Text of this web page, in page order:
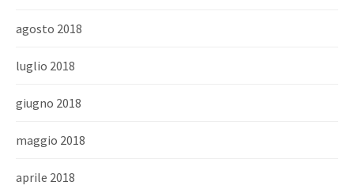
agosto 2018
luglio 2018
giugno 2018
maggio 2018
aprile 2018